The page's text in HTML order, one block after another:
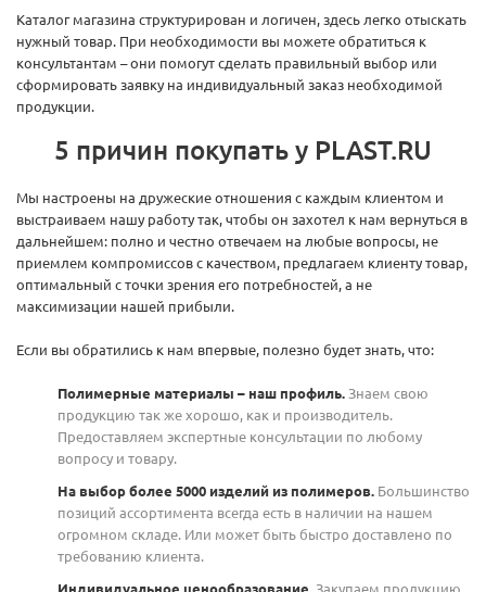
Каталог магазина структурирован и логичен, здесь легко отыскать
нужный товар. При необходимости вы можете обратиться к
консультантам – они помогут сделать правильный выбор или
сформировать заявку на индивидуальный заказ необходимой
продукции.
5 причин покупать у PLAST.RU
Мы настроены на дружеские отношения с каждым клиентом и
выстраиваем нашу работу так, чтобы он захотел к нам вернуться в
дальнейшем: полно и честно отвечаем на любые вопросы, не
приемлем компромиссов с качеством, предлагаем клиенту товар,
оптимальный с точки зрения его потребностей, а не
максимизации нашей прибыли.
Если вы обратились к нам впервые, полезно будет знать, что:
Полимерные материалы – наш профиль. Знаем свою
продукцию так же хорошо, как и производитель.
Предоставляем экспертные консультации по любому
вопросу и товару.
На выбор более 5000 изделий из полимеров. Большинство
позиций ассортимента всегда есть в наличии на нашем
огромном складе. Или может быть быстро доставлено по
требованию клиента.